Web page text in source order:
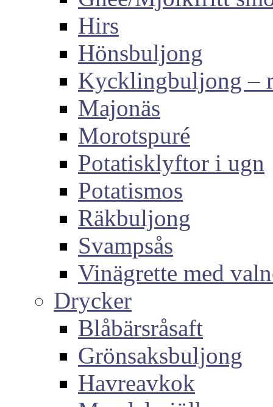
Hirs
Hönsbuljong
Kycklingbuljong –
Majonäs
Morotspuré
Potatisklyftor i ugn
Potatismos
Räkbuljong
Svampsås
Vinägrette med
Drycker
Blåbärsråsaft
Grönsaksbuljong
Havreavkok